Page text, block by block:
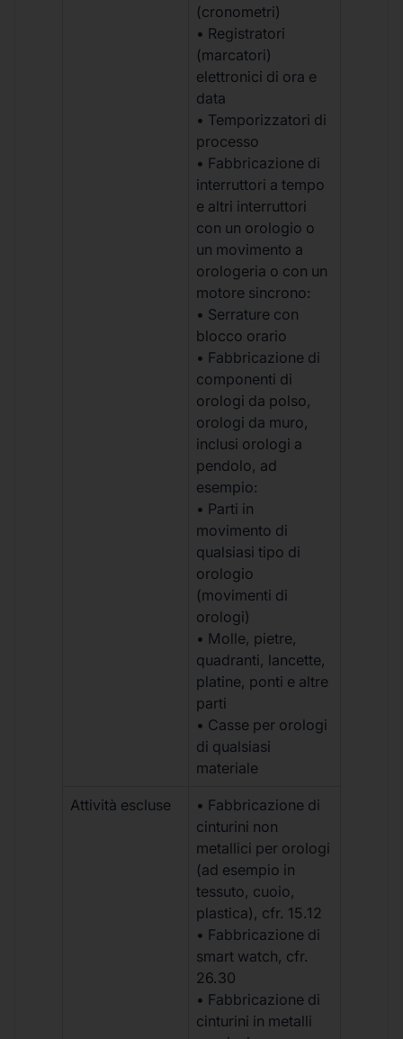
(cronometri)
• Registratori
(marcatori)
elettronici di ora e
data
• Temporizzatori di
processo
• Fabbricazione di
interruttori a tempo
e altri interruttori
con un orologio o
un movimento a
orologeria o con un
motore sincrono:
• Serrature con
blocco orario
• Fabbricazione di
componenti di
orologi da polso,
orologi da muro,
inclusi orologi a
pendolo, ad
esempio:
• Parti in
movimento di
qualsiasi tipo di
orologio
(movimenti di
orologi)
• Molle, pietre,
quadranti, lancette,
platine, ponti e altre
parti
• Casse per orologi
di qualsiasi
materiale
Attività escluse
• Fabbricazione di
cinturini non
metallici per orologi
(ad esempio in
tessuto, cuoio,
plastica), cfr. 15.12
• Fabbricazione di
smart watch, cfr.
26.30
• Fabbricazione di
cinturini in metalli